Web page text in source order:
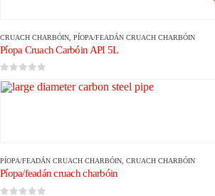
CRUACH CHARBÓIN PÍOPA/FEADÁN CRUACH CHARBÓIN
Píopa Cruach Carbóin API 5L
PÍOPA/FEADÁN CRUACH CHARBÓIN, CRUACH CHARBÓIN
Píopa/feadán cruach charbóin